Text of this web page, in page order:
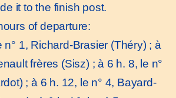
it to the finish post.
of departure:
n° 1, Richard-Brasier (Théry) ; à
frères (Sisz) ; à 6 h. 8, le n°
; à 6 h. 12, le n° 4, Bayard-